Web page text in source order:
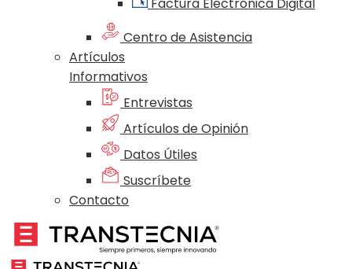
Factura Electrónica Digital
Centro de Asistencia
Artículos
Informativos
Entrevistas
Artículos de Opinión
Datos Útiles
Suscríbete
Contacto